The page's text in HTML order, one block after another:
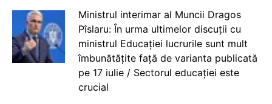
Ministrul interimar al Muncii Dragos
Pîslaru: În urma ultimelor discuții cu
ministrul Educației lucrurile sunt mult
îmbunătățite față de varianta publicată
pe 17 iulie / Sectorul educației este
crucial